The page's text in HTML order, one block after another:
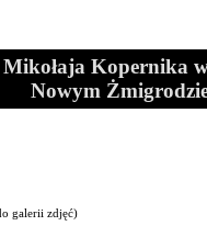
Mikołaja Kopernika
Nowym
galerii zdjęć)